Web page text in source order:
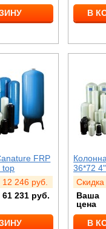
В
FRP
top
12 246 руб.
61 231 руб.
36*72
Скидка
Ваша
цена
В